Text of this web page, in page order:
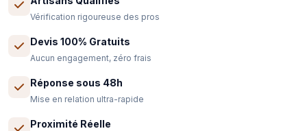
Vérification rigoureuse des pros
Devis 100% Gratuits
Aucun engagement, zéro frais
Réponse sous 48h
Mise en relation ultra-rapide
Proximité Réelle